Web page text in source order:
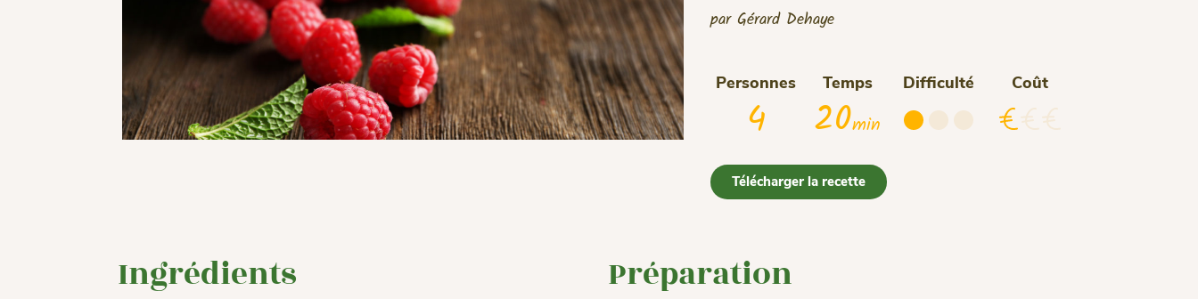
par Gérard Dehaye
Personnes
4
Temps
20min
Difficulté Coût
Télécharger la recette
Ingrédients Préparation